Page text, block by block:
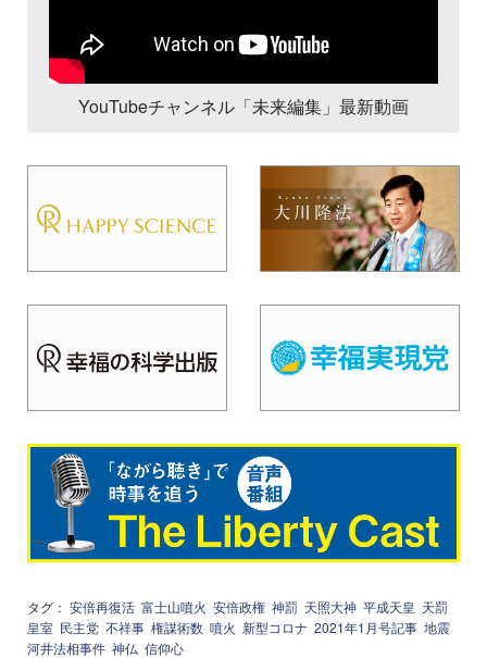
YouTubeチャンネル「未来編集」最新動画
タグ： 安倍再復活 富士山噴火 安倍政権 神罰 天照大神 平成天皇 天罰
皇室 民主党 不祥事 権謀術数 噴火 新型コロナ 2021年1月号記事 地震
河井法相事件 神仏 信仰心